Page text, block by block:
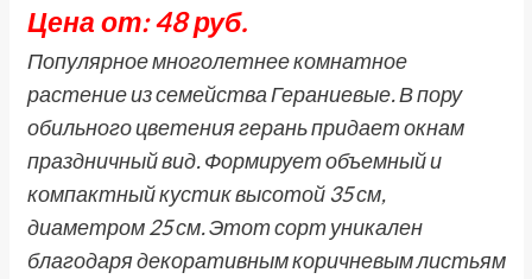
Цена от: 48 руб.
Популярное многолетнее комнатное
растение из семейства Гераниевые. В пору
обильного цветения герань придает окнам
праздничный вид. Формирует объемный и
компактный кустик высотой 35 см,
диаметром 25 см. Этот сорт уникален
благодаря декоративным коричневым листьям